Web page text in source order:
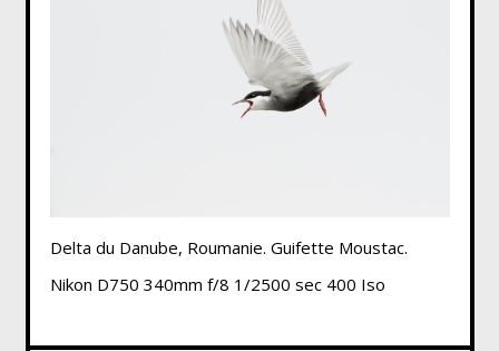
Delta du Danube, Roumanie. Guifette Moustac.
Nikon D750 340mm f/8 1/2500 sec 400 Iso